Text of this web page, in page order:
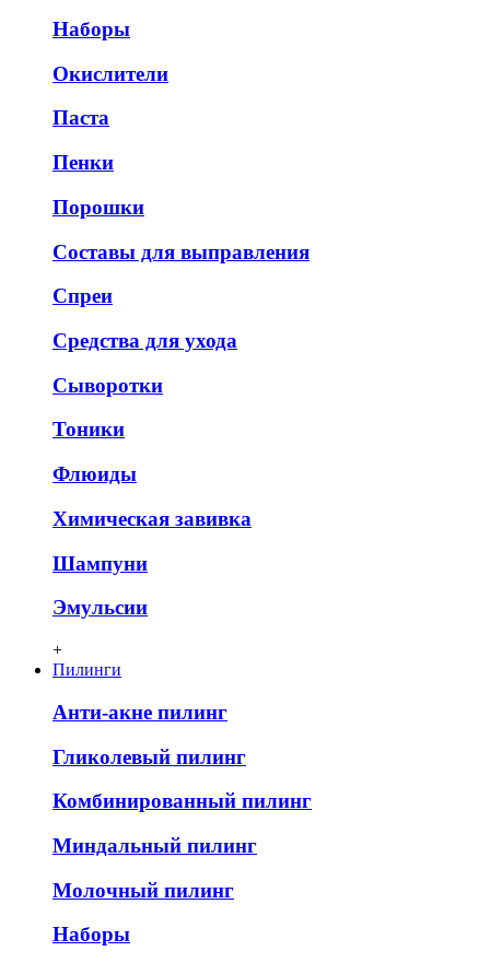
Наборы
Окислители
Паста
Пенки
Порошки
Составы для выправления
Спреи
Средства для ухода
Сыворотки
Тоники
Флюиды
Химическая завивка
Шампуни
Эмульсии
+
Пилинги
Анти-акне пилинг
Гликолевый пилинг
Комбинированный пилинг
Миндальный пилинг
Молочный пилинг
Наборы